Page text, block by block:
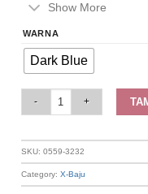
Show More
WARNA
Dark Blue
SKU:0559-3232
Category:X-Baju